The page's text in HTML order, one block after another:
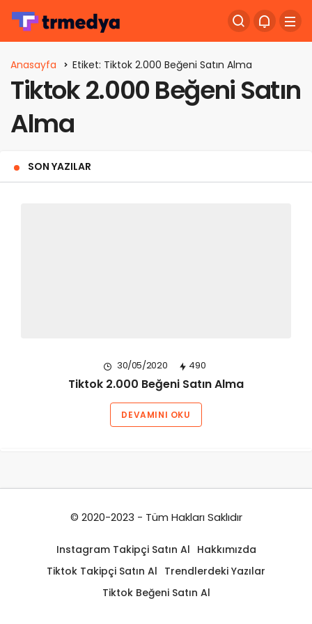
Anasayfa Etiket: Tiktok 2.000 Beğeni Satın Alma
Tiktok 2.000 Beğeni Satın
Alma
SON YAZILAR
30/05/2020 490
Tiktok 2.000 Beğeni Satın Alma
DEVAMINI OKU
© 2020-2023 - Tüm Hakları Saklıdır
Instagram Takipçi Satın Al Hakkımızda
Tiktok Takipçi Satın Al Trendlerdeki Yazılar
Tiktok Beğeni Satın Al